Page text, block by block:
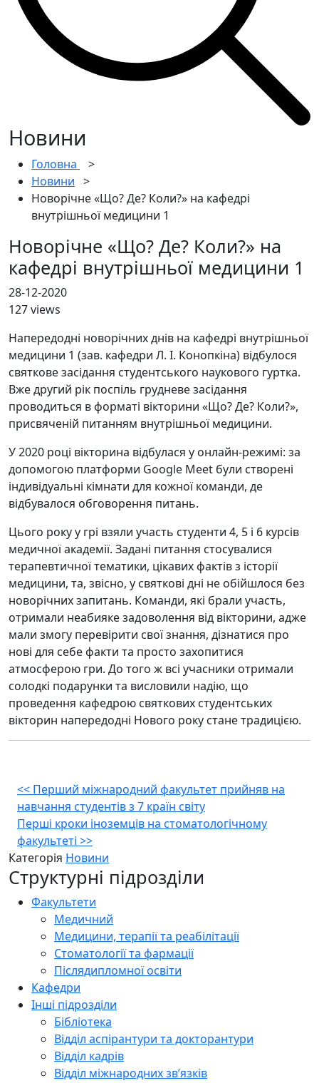
Новини
Головна
>
Новини >
Новорічне «Що? Де? Коли?» на кафедрі
внутрішньої медицини 1
Новорічне «Що? Де? Коли?» на
кафедрі внутрішньої медицини 1
28-12-2020
127 views
Напередодні новорічних днів на кафедрі внутрішньої
медицини 1 (зав. кафедри Л. І. Конопкіна) відбулося
святкове засідання студентського наукового гуртка.
Вже другий рік поспіль грудневе засідання
проводиться в форматі вікторини «Що? Де? Коли?»,
присвяченій питанням внутрішньої медицини.
У 2020 році вікторина відбулася у онлайн-режимі: за
допомогою платформи Google Meet були створені
індивідуальні кімнати для кожної команди, де
відбувалося обговорення питань.
Цього року у грі взяли участь студенти 4, 5 і 6 курсів
медичної академії. Задані питання стосувалися
терапевтичної тематики, цікавих фактів з історії
медицини, та, звісно, у святкові дні не обійшлося без
новорічних запитань. Команди, які брали участь,
отримали неабияке задоволення від вікторини, адже
мали змогу перевірити свої знання, дізнатися про
нові для себе факти та просто захопитися
атмосферою гри. До того ж всі учасники отримали
солодкі подарунки та висловили надію, що
проведення кафедрою святкових студентських
вікторин напередодні Нового року стане традицією.
Навігація
записів
<< Перший міжнародний факультет прийняв на
навчання студентів з 7 країн світу
Перші кроки іноземців на стоматологічному
факультеті >>
Категорія Новини
Структурні підрозділи
Факультети
Медичний
Медицини, терапії та реабілітації
Стоматології та фармації
Післядипломної освіти
Кафедри
Інші підрозділи
Бібліотека
Відділ аспірантури та докторантури
Відділ кадрів
Відділ міжнародних зв’язків